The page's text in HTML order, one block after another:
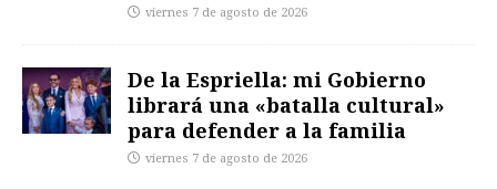
viernes 7 de agosto de 2026
De la Espriella: mi Gobierno
librará una «batalla cultural»
para defender a la familia
viernes 7 de agosto de 2026